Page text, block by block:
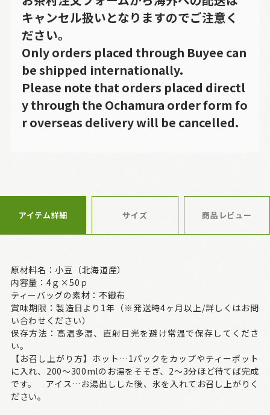
キャンセル扱いとなりますのでご注意く
ださい。
Only orders placed through Buyee can
be shipped internationally.
Please note that orders placed directl
y through the Ochamura order form fo
r overseas delivery will be cancelled.
アイテム詳細 サイズ 商品レビュー
原材料名：小豆（北海道産）
内容量：4ｇ×50ｐ
ティーバッグの素材：不織布
賞味期限：製造日より1年（※発送時4ヶ月以上/詳しくはお問
い合わせください）
保存方法：高温多湿、直射日光を避け常温で保存してくださ
い。
【お召し上がり方】ホット…1パックをカップやティーポット
に入れ、200～300mlのお湯をそそぎ、2～3分ほど待てば完成
です。 アイス…お湯出しした後、氷を入れてお召し上がりく
ださい。